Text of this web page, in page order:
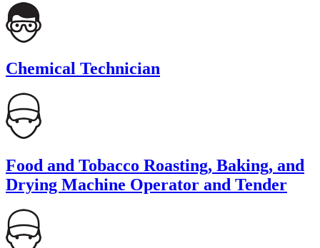
Chemical Technician
Food and Tobacco Roasting, Baking, and
Drying Machine Operator and Tender